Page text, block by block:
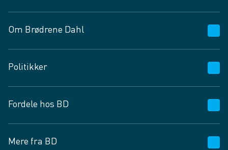
Om Brødrene Dahl
Vagttelefon 30 10 89 89
Spørgsmål og svar
Job og karriere
Fødevarekontrolrapport
Politikker
Privatlivspolitik
Cookies
Vilkår og betingelser
Fordele hos BD
BD app
Mere fra BD